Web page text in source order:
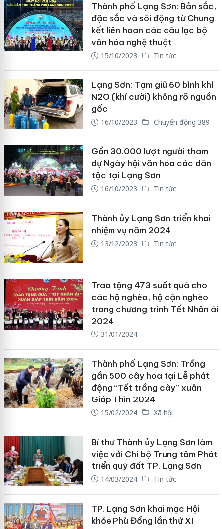
Thành phố Lạng Sơn: Bản sắc,
đặc sắc và sôi động từ Chung
kết liên hoan các câu lạc bộ
văn hóa nghệ thuật
15/10/2023 Tin tức
Lạng Sơn: Tạm giữ 60 bình khí
N2O (khí cười) không rõ nguồn
gốc
16/10/2023 Chuyển động 389
Gần 30.000 lượt người tham
dự Ngày hội văn hóa các dân
tộc tại Lạng Sơn
16/10/2023 Tin tức
Thành ủy Lạng Sơn triển khai
nhiệm vụ năm 2024
13/12/2023 Tin tức
Trao tặng 473 suất quà cho
các hộ nghèo, hộ cận nghèo
trong chương trình Tết Nhân ái
2024
31/01/2024
Thành phố Lạng Sơn: Trồng
gần 500 cây hoa tại Lễ phát
động “Tết trồng cây” xuân
Giáp Thìn 2024
15/02/2024 Xã hội
Bí thư Thành ủy Lạng Sơn làm
việc với Chi bộ Trung tâm Phát
triển quỹ đất TP. Lạng Sơn
14/03/2024 Tin tức
TP. Lạng Sơn khai mạc Hội
khỏe Phù Đổng lần thứ XI